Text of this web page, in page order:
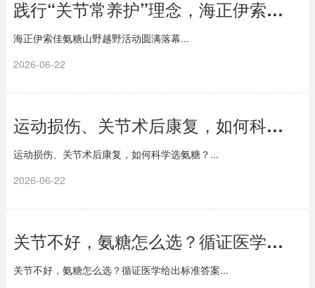
践行“关节常养护”理念，海正伊索佳氨糖山野越野活动圆满落幕
海正伊索佳氨糖山野越野活动圆满落幕...
2026-06-22
运动损伤、关节术后康复，如何科学选氨糖？
运动损伤、关节术后康复，如何科学选氨糖？...
2026-06-22
关节不好，氨糖怎么选？循证医学给出标准答案
关节不好，氨糖怎么选？循证医学给出标准答案...